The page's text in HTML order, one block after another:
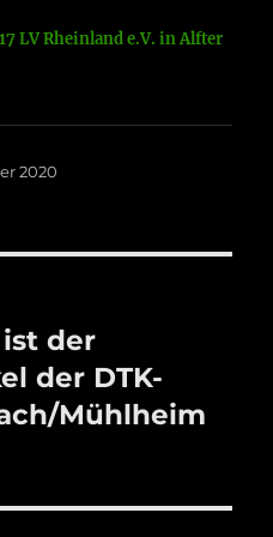
LV Rheinland e.V. in Alfter
2020
ist der
der DTK-
Mühlheim